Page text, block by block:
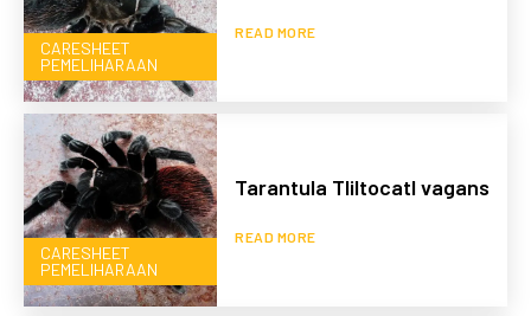
CARESHEET
PEMELIHARAAN
READ MORE
CARESHEET
PEMELIHARAAN
Tarantula Tliltocatl vagans
READ MORE